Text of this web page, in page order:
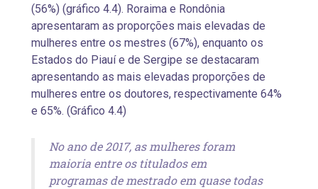
(56%) (gráfico 4.4). Roraima e Rondônia
apresentaram as proporções mais elevadas de
mulheres entre os mestres (67%), enquanto os
Estados do Piauí e de Sergipe se destacaram
apresentando as mais elevadas proporções de
mulheres entre os doutores, respectivamente 64%
e 65%. (Gráfico 4.4)
No ano de 2017, as mulheres foram
maioria entre os titulados em
programas de mestrado em quase todas